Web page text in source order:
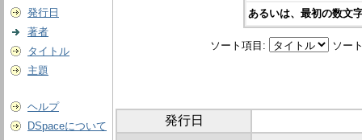
発行日
著者
タイトル
主題
ヘルプ
DSpaceについて
あるいは、最初の数文
ソート項目: ソー
発行日